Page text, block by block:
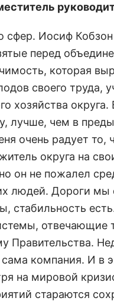
Иосиф Кобзон
перед
которая
своего труда,
хозяйства
лучше, чем в
очень радует то,
округа на
он не пожалел
людей. Дороги мы
стабильность
отвечающие
Правительства.
компания. И в
на мировой
стараются